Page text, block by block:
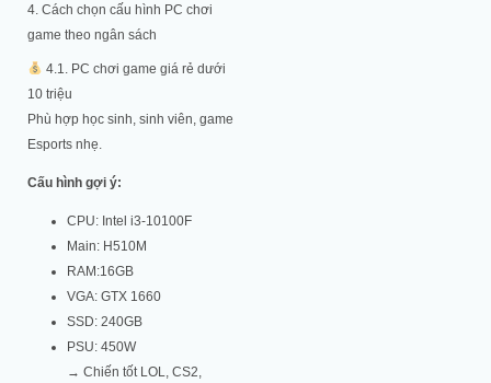
4. Cách chọn cấu hình PC chơi
game theo ngân sách
4.1. PC chơi game giá rẻ dưới
10 triệu
Phù hợp học sinh, sinh viên, game
Esports nhẹ.
Cấu hình gợi ý:
CPU: Intel i3-10100F
Main: H510M
RAM:16GB
VGA: GTX 1660
SSD: 240GB
PSU: 450W
→ Chiến tốt LOL, CS2,